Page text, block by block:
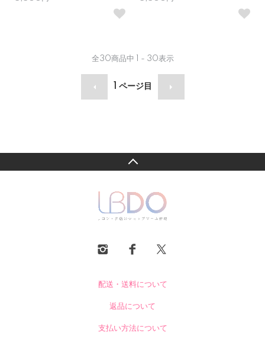
全30商品中 1 - 30表示
ページ目
配送・送料について
返品について
支払い方法について